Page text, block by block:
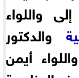
واللواء
والدكتور
أيمن